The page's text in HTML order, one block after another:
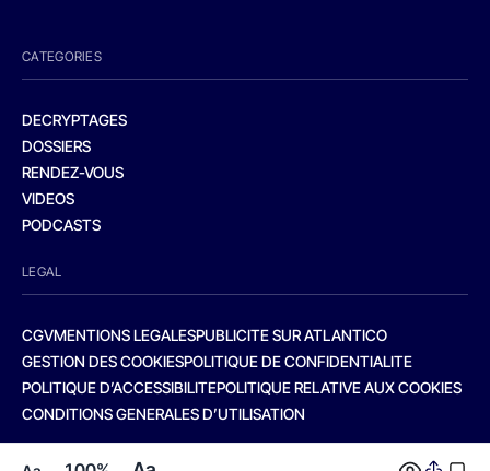
CATEGORIES
DECRYPTAGES
DOSSIERS
RENDEZ-VOUS
VIDEOS
PODCASTS
LEGAL
CGVMENTIONS LEGALESPUBLICITE SUR ATLANTICO
GESTION DES COOKIESPOLITIQUE DE CONFIDENTIALITE
POLITIQUE D’ACCESSIBILITEPOLITIQUE RELATIVE AUX COOKIES
CONDITIONS GENERALES D’UTILISATION